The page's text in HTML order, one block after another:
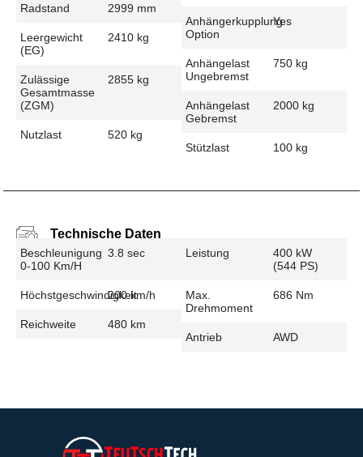
Radstand 2999 mm
Leergewicht
(EG)
2410 kg
Zulässige
Gesamtmasse
(zGM)
2855 kg
Nutzlast 520 kg
Anhängerkupplung
Option
Yes
Anhängelast
Ungebremst
750 kg
Anhängelast
Gebremst
2000 kg
Stützlast 100 kg
Technische Daten
Beschleunigung
0-100 Km/h
3.8 sec
Höchstgeschwindigkeit
200 km/h
Reichweite 480 km
Leistung
400 kW
(544 PS)
Max.
Drehmoment
686 Nm
Antrieb AWD